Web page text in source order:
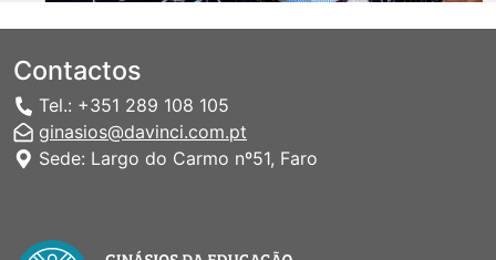
Contactos
Tel.: +351 289 108 105
ginasios@davinci.com.pt
Sede: Largo do Carmo nº51, Faro